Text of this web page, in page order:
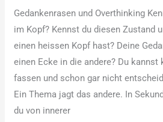
Gedankenrasen und Overthinking
im Kopf? Kennst du diesen Zustand
einen heissen Kopf hast? Deine
einen Ecke in die andere? Du kannst
fassen und schon gar nicht
Ein Thema jagt das andere. In
du von innerer